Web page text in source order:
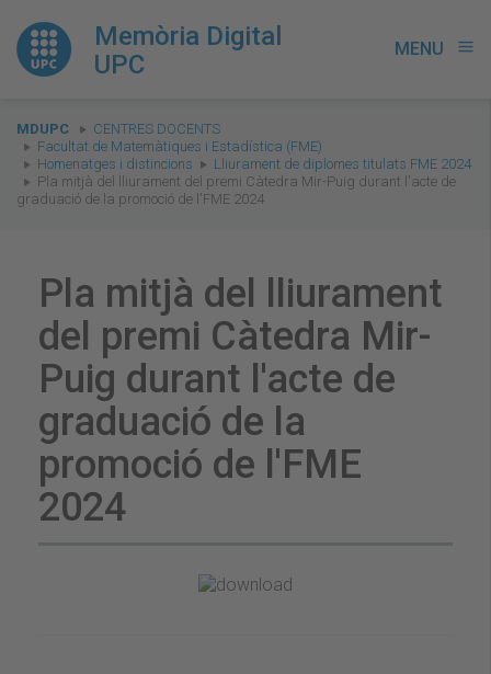
Memòria Digital
UPC
MENU menu
You
are
here:
MDUPC
CENTRES DOCENTS
Facultat de Matemàtiques i Estadística (FME)
Homenatges i distincions
Lliurament de diplomes titulats FME 2024
Pla mitjà del lliurament del premi Càtedra Mir-Puig durant l'acte de
graduació de la promoció de l'FME 2024
Pla mitjà del lliurament
del premi Càtedra Mir-
Puig durant l'acte de
graduació de la
promoció de l'FME
2024